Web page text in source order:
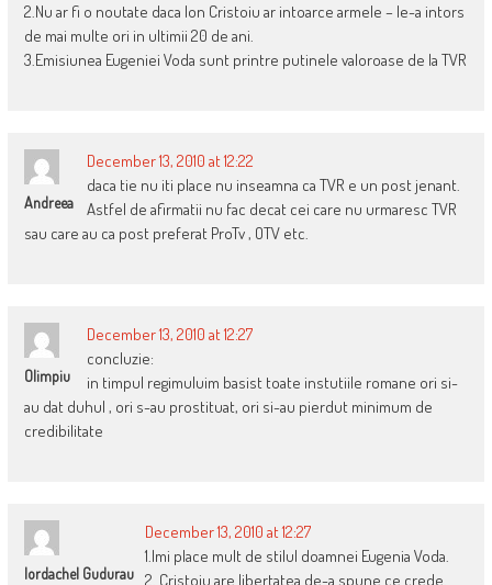
2.Nu ar fi o noutate daca Ion Cristoiu ar intoarce armele – le-a intors
de mai multe ori in ultimii 20 de ani.
3.Emisiunea Eugeniei Voda sunt printre putinele valoroase de la TVR
Andreea
December 13, 2010 at 12:22
daca tie nu iti place nu inseamna ca TVR e un post jenant.
Astfel de afirmatii nu fac decat cei care nu urmaresc TVR
sau care au ca post preferat ProTv , OTV etc.
Olimpiu
December 13, 2010 at 12:27
concluzie:
in timpul regimuluim basist toate instutiile romane ori si-
au dat duhul , ori s-au prostituat, ori si-au pierdut minimum de
credibilitate
Iordachel Gudurau
December 13, 2010 at 12:27
1.Imi place mult de stilul doamnei Eugenia Voda.
2. Cristoiu are libertatea de-a spune ce crede.